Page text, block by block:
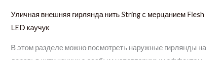
Уличная внешняя гирлянда нить String с мерцанием Flesh
LED каучук
В этом разделе можно посмотреть наружные гирлянды на